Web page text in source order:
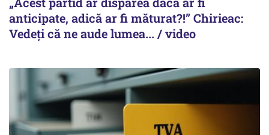
anticipate, adică ar fi măturat?!” Chirieac:
Vedeți că ne aude lumea... / video